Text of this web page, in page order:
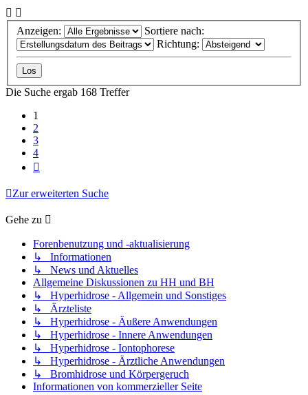
Anzeigen:
Sortiere nach:
Richtung:
Die Suche ergab 168 Treffer
1
2
3
4
Zur erweiterten Suche
Gehe zu
Forenbenutzung und -aktualisierung
↳ Informationen
↳ News und Aktuelles
Allgemeine Diskussionen zu HH und BH
↳ Hyperhidrose - Allgemein und Sonstiges
↳ Ärzteliste
↳ Hyperhidrose - Äußere Anwendungen
↳ Hyperhidrose - Innere Anwendungen
↳ Hyperhidrose - Iontophorese
↳ Hyperhidrose - Ärztliche Anwendungen
↳ Bromhidrose und Körpergeruch
Informationen von kommerzieller Seite